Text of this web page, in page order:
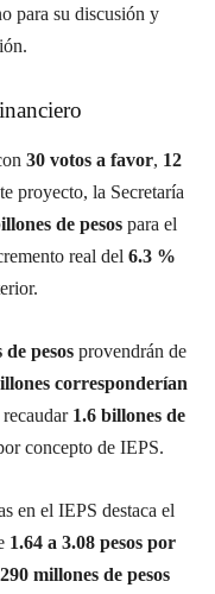
para su discusión y
30 votos a favor, 12
proyecto, la Secretaría
de pesos para el
real del 6.3 %
pesos provendrán de
corresponderían
1.6 billones de
concepto de IEPS.
en el IEPS destaca el
1.64 a 3.08 pesos por
millones de pesos